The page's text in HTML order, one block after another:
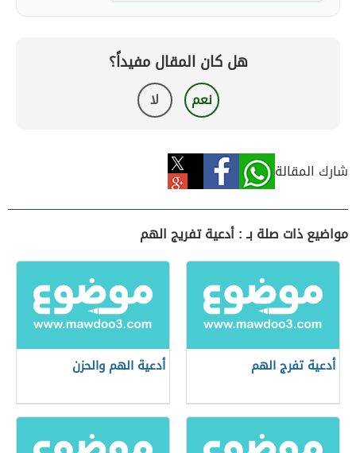
هل كان المقال مفيداً؟
نعم لا
شارك المقالة
مواضيع ذات صلة بـ : أدعية تفريج الهم
أدعية تفرج الهم أدعية الهم والحزن